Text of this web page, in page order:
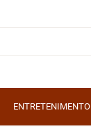
ENTRETENIMENTO